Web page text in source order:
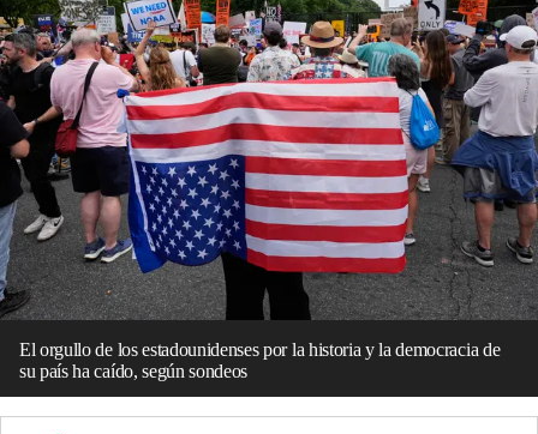
El orgullo de los estadounidenses por la historia y la democracia de
su país ha caído, según sondeos